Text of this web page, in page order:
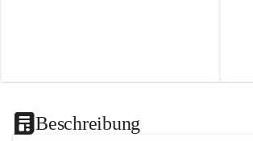
Beschreibung